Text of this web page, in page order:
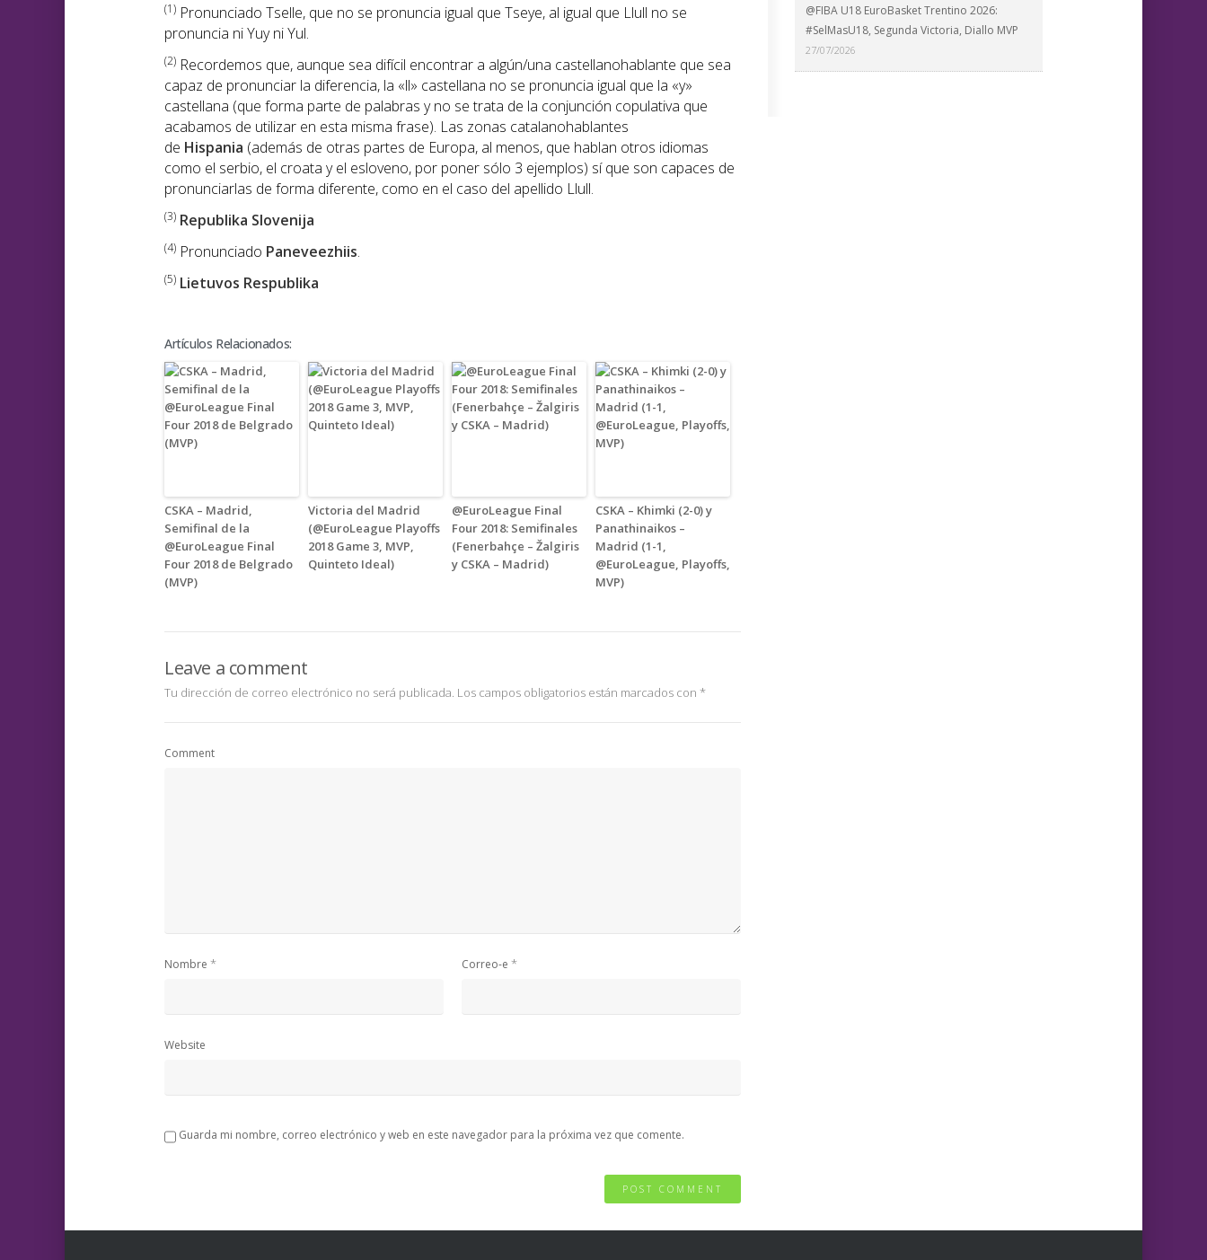
(1) Pronunciado Tselle, que no se pronuncia igual que Tseye, al igual que Llull no se
pronuncia ni Yuy ni Yul.
(2) Recordemos que, aunque sea difícil encontrar a algún/una castellanohablante que sea
capaz de pronunciar la diferencia, la «ll» castellana no se pronuncia igual que la «y»
castellana (que forma parte de palabras y no se trata de la conjunción copulativa que
acabamos de utilizar en esta misma frase). Las zonas catalanohablantes
de Hispania (además de otras partes de Europa, al menos, que hablan otros idiomas
como el serbio, el croata y el esloveno, por poner sólo 3 ejemplos) sí que son capaces de
pronunciarlas de forma diferente, como en el caso del apellido Llull.
(3) Republika Slovenija
(4) Pronunciado Paneveezhiis.
(5) Lietuvos Respublika
Artículos Relacionados:
CSKA – Madrid,
Semifinal de la
@EuroLeague Final
Four 2018 de Belgrado
(MVP)
Victoria del Madrid
(@EuroLeague Playoffs
2018 Game 3, MVP,
Quinteto Ideal)
@EuroLeague Final
Four 2018: Semifinales
(Fenerbahçe – Žalgiris
y CSKA – Madrid)
CSKA – Khimki (2-0) y
Panathinaikos –
Madrid (1-1,
@EuroLeague, Playoffs,
MVP)
Leave a comment
Tu dirección de correo electrónico no será publicada. Los campos obligatorios están marcados con *
Comment
Nombre * Correo-e *
Website
Guarda mi nombre, correo electrónico y web en este navegador para la próxima vez que comente.
@FIBA U18 EuroBasket Trentino 2026:
#SelMasU18, Segunda Victoria, Diallo MVP
27/07/2026